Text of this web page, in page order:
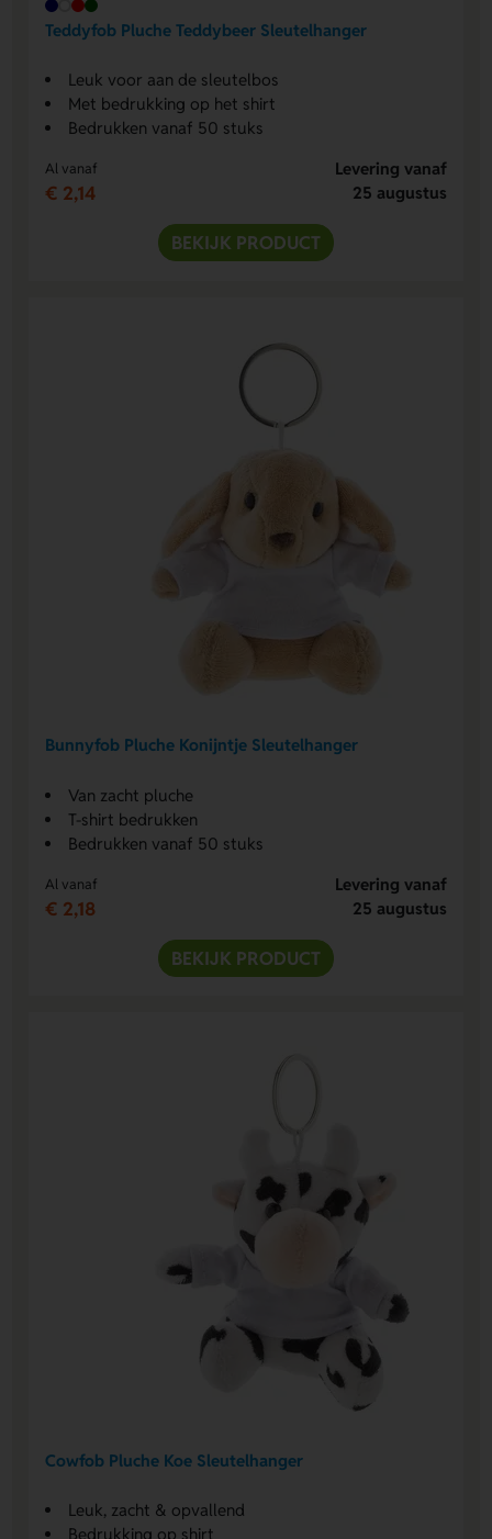
Teddyfob Pluche Teddybeer Sleutelhanger
Leuk voor aan de sleutelbos
Met bedrukking op het shirt
Bedrukken vanaf 50 stuks
Al vanaf
€ 2,14
Levering vanaf
25 augustus
BEKIJK PRODUCT
Bunnyfob Pluche Konijntje Sleutelhanger
Van zacht pluche
T-shirt bedrukken
Bedrukken vanaf 50 stuks
Al vanaf
€ 2,18
Levering vanaf
25 augustus
BEKIJK PRODUCT
Cowfob Pluche Koe Sleutelhanger
Leuk, zacht & opvallend
Bedrukking op shirt